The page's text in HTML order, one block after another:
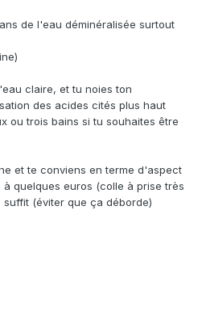
de l'eau déminéralisée surtout
claire, et tu noies ton
des acides cités plus haut
ou trois bains si tu souhaites être
et te conviens en terme d'aspect
quelques euros (colle à prise très
(éviter que ça déborde)